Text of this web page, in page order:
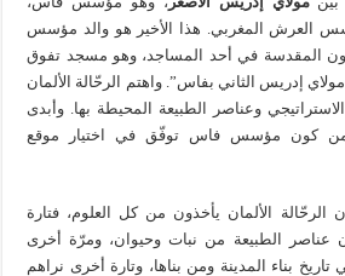
العرش المغربي. هذا الأخير هو والد مؤسس
المقدسة في أحد المساجد، وهو مسجد تفوق
إدريس الثاني بفاس”. واهتم الرحّالة الألمان
وعناصر الطبيعة المحيطة بها. وأبدى
كون مؤسس فاس توفّق في اختيار موقع
الرحّالة الألمان يأخذون من كل العلوم، فتارة
عناصر الطبيعة من نبات وحيوان، ومرّة أخرى
بناء المدينة ومن بناها، وتارة أخرى نراهم